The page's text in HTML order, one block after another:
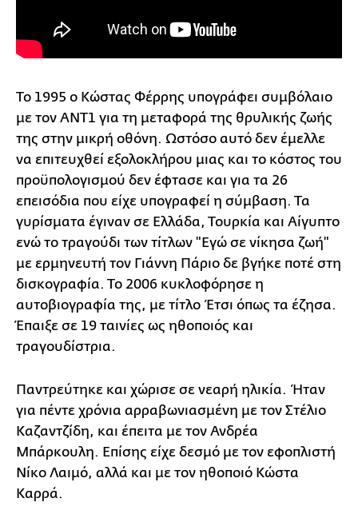
Το 1995 ο Κώστας Φέρρης υπογράφει συμβόλαιο
με τον ΑΝΤ1 για τη μεταφορά της θρυλικής ζωής
της στην μικρή οθόνη. Ωστόσο αυτό δεν έμελλε
να επιτευχθεί εξολοκλήρου μιας και το κόστος του
προϋπολογισμού δεν έφτασε και για τα 26
επεισόδια που είχε υπογραφεί η σύμβαση. Τα
γυρίσματα έγιναν σε Ελλάδα, Τουρκία και Αίγυπτο
ενώ το τραγούδι των τίτλων "Εγώ σε νίκησα ζωή"
με ερμηνευτή τον Γιάννη Πάριο δε βγήκε ποτέ στη
δισκογραφία. Το 2006 κυκλοφόρησε η
αυτοβιογραφία της, με τίτλο Έτσι όπως τα έζησα.
Έπαιξε σε 19 ταινίες ως ηθοποιός και
τραγουδίστρια.
Παντρεύτηκε και χώρισε σε νεαρή ηλικία. Ήταν
για πέντε χρόνια αρραβωνιασμένη με τον Στέλιο
Καζαντζίδη, και έπειτα με τον Ανδρέα
Μπάρκουλη. Επίσης είχε δεσμό με τον εφοπλιστή
Νίκο Λαιμό, αλλά και με τον ηθοποιό Κώστα
Καρρά.